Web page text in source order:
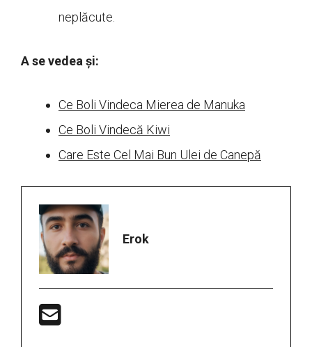
neplăcute.
A se vedea și:
Ce Boli Vindeca Mierea de Manuka
Ce Boli Vindecă Kiwi
Care Este Cel Mai Bun Ulei de Canepă
Erok